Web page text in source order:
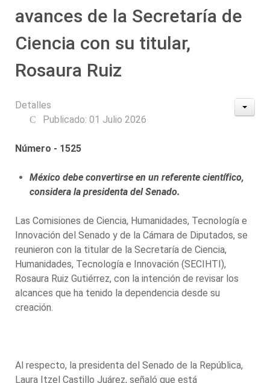
avances de la Secretaría de
Ciencia con su titular,
Rosaura Ruiz
Detalles
Publicado: 01 Julio 2026
Número - 1525
México debe convertirse en un referente científico,
considera la presidenta del Senado.
Las Comisiones de Ciencia, Humanidades, Tecnología e
Innovación del Senado y de la Cámara de Diputados, se
reunieron con la titular de la Secretaría de Ciencia,
Humanidades, Tecnología e Innovación (SECIHTI),
Rosaura Ruiz Gutiérrez, con la intención de revisar los
alcances que ha tenido la dependencia desde su
creación.
Al respecto, la presidenta del Senado de la República,
Laura Itzel Castillo Juárez, señaló que está